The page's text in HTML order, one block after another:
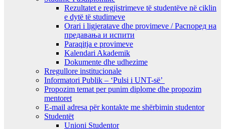
Rezultatet e regjistrimeve të studentëve në ciklin
e dytë të studimeve
Orari i ligjeratave dhe provimeve / Распоред на
предавањa и испити
Paraqitja e provimeve
Kalendari Akademik
Dokumente dhe udhezime
Rregullore institucionale
Informatori Publik – ‘Pulsi i UNT-së’
Propozim temat per punim diplome dhe propozim
mentoret
E-mail adresa për kontakte me shërbimin studentor
Studentët
Unioni Studentor